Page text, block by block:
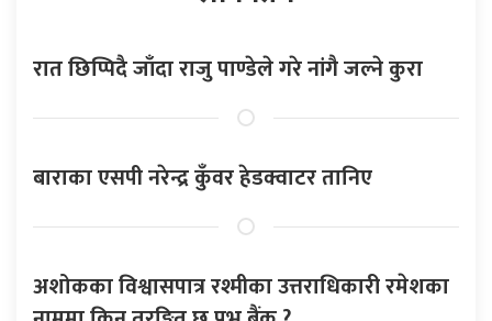
रात छिप्पिदै जाँदा राजु पाण्डेले गरे नांगै जल्ने कुरा
बाराका एसपी नरेन्द्र कुँवर हेडक्वाटर तानिए
अशोकका विश्वासपात्र रश्मीका उत्तराधिकारी रमेशका